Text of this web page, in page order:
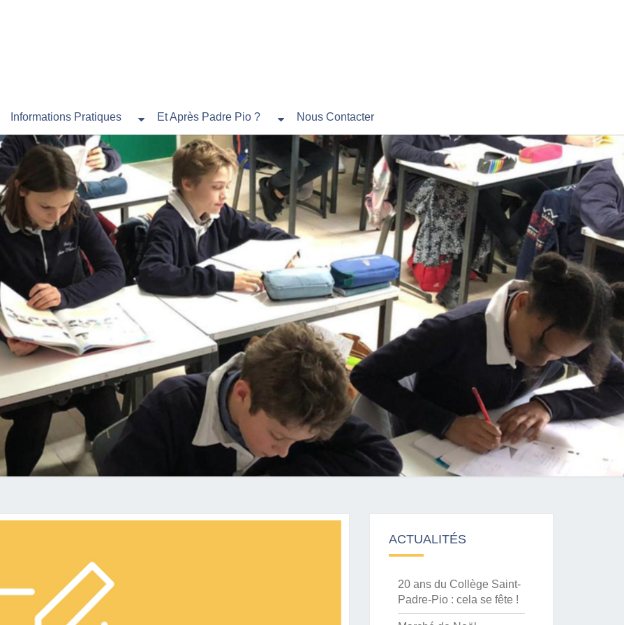
Informations Pratiques Et Après Padre Pio ? Nous Contacter
ACTUALITÉS
20 ans du Collège Saint-
Padre-Pio : cela se fête !